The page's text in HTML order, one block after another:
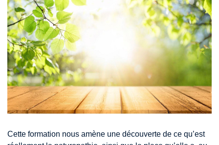
Cette formation nous amène une découverte de ce qu’est